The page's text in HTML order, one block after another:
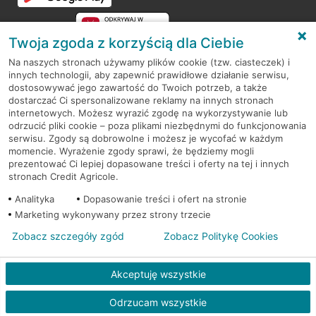
RODO
Regulamin serwisu
Mapa serwisu
PolitykaCookies
© 2026 Credit Agricole Bank Polska S.A. Wszelkie prawa zastrzeżone
Twoja zgoda z korzyścią dla Ciebie
Na naszych stronach używamy plików cookie (tzw. ciasteczek) i
innych technologii, aby zapewnić prawidłowe działanie serwisu,
dostosowywać jego zawartość do Twoich potrzeb, a także
dostarczać Ci spersonalizowane reklamy na innych stronach
internetowych. Możesz wyrazić zgodę na wykorzystywanie lub
odrzucić pliki cookie – poza plikami niezbędnymi do funkcjonowania
serwisu. Zgody są dobrowolne i możesz je wycofać w każdym
momencie. Wyrażenie zgody sprawi, że będziemy mogli
prezentować Ci lepiej dopasowane treści i oferty na tej i innych
stronach Credit Agricole.
Analityka
Dopasowanie treści i ofert na stronie
Marketing wykonywany przez strony trzecie
Akceptuję wszystkie
Odrzucam wszystkie
Zobacz szczegóły zgód Zobacz Politykę Cookies